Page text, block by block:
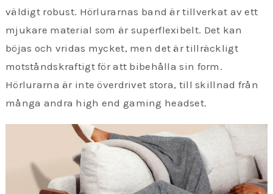
väldigt robust. Hörlurarnas band är tillverkat av ett
mjukare material som är superflexibelt. Det kan
böjas och vridas mycket, men det är tillräckligt
motståndskraftigt för att bibehålla sin form.
Hörlurarna är inte överdrivet stora, till skillnad från
många andra high end gaming headset.